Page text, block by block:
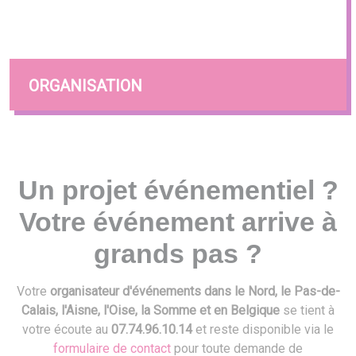
ORGANISATION
Un projet événementiel ?
Votre événement arrive à
grands pas ?
Votre organisateur d'événements dans le Nord, le Pas-de-
Calais, l'Aisne, l'Oise, la Somme et en Belgique se tient à
votre écoute au 07.74.96.10.14et reste disponible via le
formulaire de contact pour toute demande de